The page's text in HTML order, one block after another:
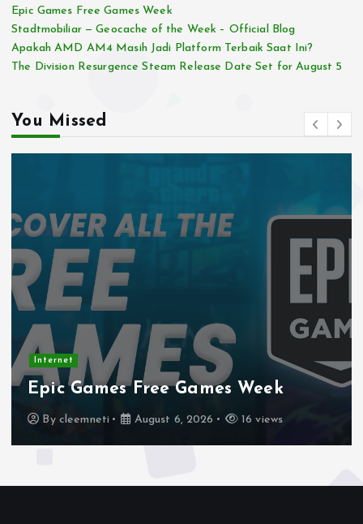
Epic Games Free Games Week
Stadtmobiliar — Geocache of the Week – Official Blog
Apakah AMD AM4 Masih Jadi Platform Terbaik Saat Ini?
The Division Resurgence Steam Release Date Set for August 5
You Missed
Internet
Stadtmobiliar — Geocache
Week – Official Blog
Bycleemneti August 4, 2026